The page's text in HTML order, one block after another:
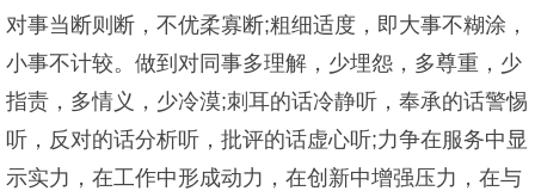
对事当断则断，不优柔寡断;粗细适度，即大事不糊涂，
小事不计较。做到对同事多理解，少埋怨，多尊重，少
指责，多情义，少冷漠;刺耳的话冷静听，奉承的话警惕
听，反对的话分析听，批评的话虚心听;力争在服务中显
示实力，在工作中形成动力，在创新中增强压力，在与